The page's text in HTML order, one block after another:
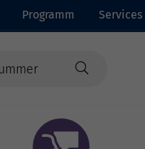
Programm Services